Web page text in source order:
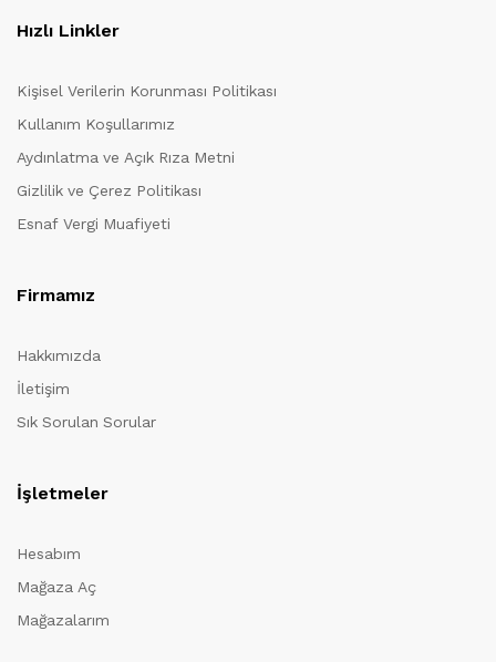
Hızlı Linkler
Kişisel Verilerin Korunması Politikası
Kullanım Koşullarımız
Aydınlatma ve Açık Rıza Metni
Gizlilik ve Çerez Politikası
Esnaf Vergi Muafiyeti
Firmamız
Hakkımızda
İletişim
Sık Sorulan Sorular
İşletmeler
Hesabım
Mağaza Aç
Mağazalarım